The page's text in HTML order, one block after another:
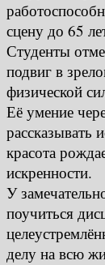
сцену до 65
Студенты
подвиг в
физической
Её умение
рассказывать
красота
искренности.
У
поучиться
делу на всю